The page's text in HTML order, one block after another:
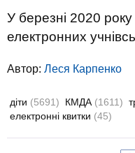
У березні 2020
електронних
Автор: Леся Карпенко
діти (5691) КМДА (1611)
електронні квитки (45)